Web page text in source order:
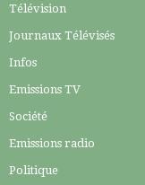
Télévision
Journaux Télévisés
Infos
Emissions TV
Société
Emissions radio
Politique